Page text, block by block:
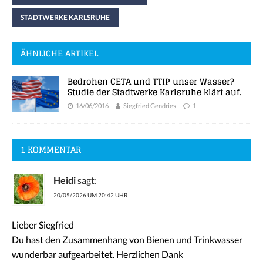
STADTWERKE KARLSRUHE
ÄHNLICHE ARTIKEL
Bedrohen CETA und TTIP unser Wasser?
Studie der Stadtwerke Karlsruhe klärt auf.
16/06/2016 Siegfried Gendries 1
1 KOMMENTAR
Heidisagt:
20/05/2026 UM 20:42 UHR
Lieber Siegfried
Du hast den Zusammenhang von Bienen und Trinkwasser
wunderbar aufgearbeitet. Herzlichen Dank